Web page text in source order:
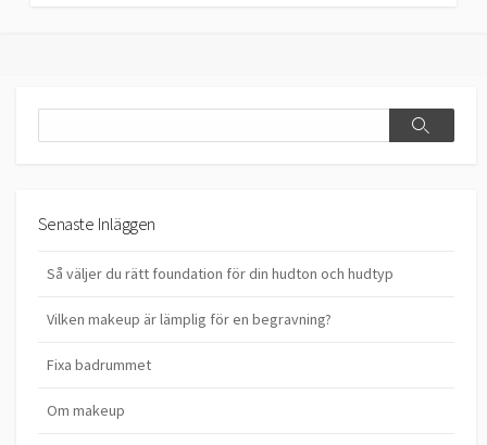
Search
Senaste Inläggen
Så väljer du rätt foundation för din hudton och hudtyp
Vilken makeup är lämplig för en begravning?
Fixa badrummet
Om makeup